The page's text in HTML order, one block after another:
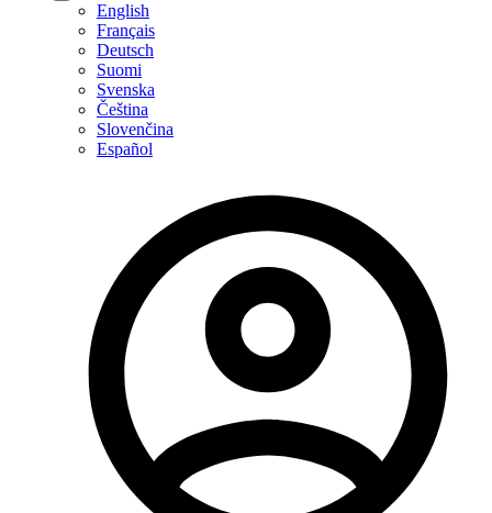
English
Français
Deutsch
Suomi
Svenska
Čeština
Slovenčina
Español